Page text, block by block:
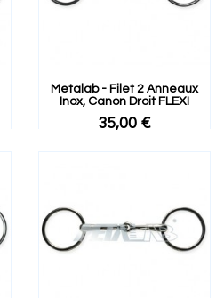
Metalab - Filet 2 Anneaux
Inox, Canon Droit FLEXI
35,00 €